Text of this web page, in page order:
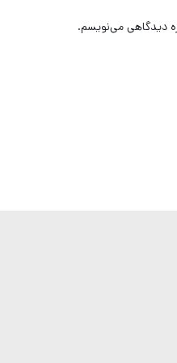
دیدگاهی می‌نویسم.